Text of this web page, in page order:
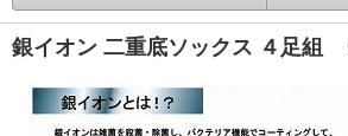
銀イオン 二重底ソックス ４足組